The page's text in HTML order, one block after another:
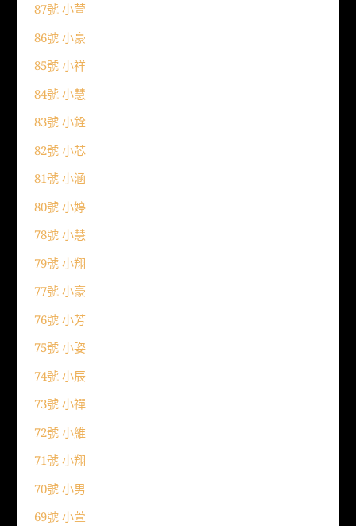
87號 小萱
86號 小豪
85號 小祥
84號 小慧
83號 小銓
82號 小芯
81號 小涵
80號 小婷
78號 小慧
79號 小翔
77號 小豪
76號 小芳
75號 小姿
74號 小辰
73號 小禪
72號 小維
71號 小翔
70號 小男
69號 小萱